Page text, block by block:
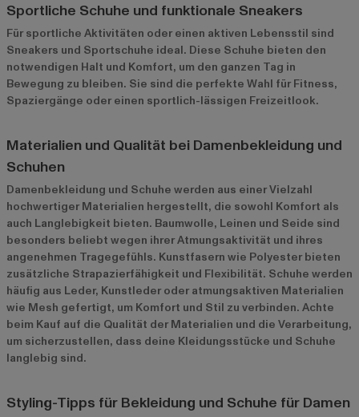
Sportliche Schuhe und funktionale Sneakers
Für sportliche Aktivitäten oder einen aktiven Lebensstil sind
Sneakers und Sportschuhe ideal. Diese Schuhe bieten den
notwendigen Halt und Komfort, um den ganzen Tag in
Bewegung zu bleiben. Sie sind die perfekte Wahl für Fitness,
Spaziergänge oder einen sportlich-lässigen Freizeitlook.
Materialien und Qualität bei Damenbekleidung und
Schuhen
Damenbekleidung und Schuhe werden aus einer Vielzahl
hochwertiger Materialien hergestellt, die sowohl Komfort als
auch Langlebigkeit bieten. Baumwolle, Leinen und Seide sind
besonders beliebt wegen ihrer Atmungsaktivität und ihres
angenehmen Tragegefühls. Kunstfasern wie Polyester bieten
zusätzliche Strapazierfähigkeit und Flexibilität. Schuhe werden
häufig aus Leder, Kunstleder oder atmungsaktiven Materialien
wie Mesh gefertigt, um Komfort und Stil zu verbinden. Achte
beim Kauf auf die Qualität der Materialien und die Verarbeitung,
um sicherzustellen, dass deine Kleidungsstücke und Schuhe
langlebig sind.
Styling-Tipps für Bekleidung und Schuhe für Damen